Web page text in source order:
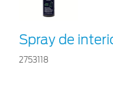
Spray de
2753118